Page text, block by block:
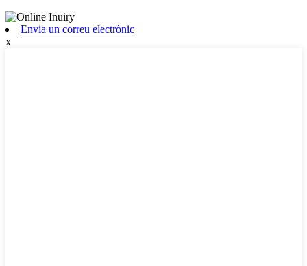
Envia un correu electrònic
x